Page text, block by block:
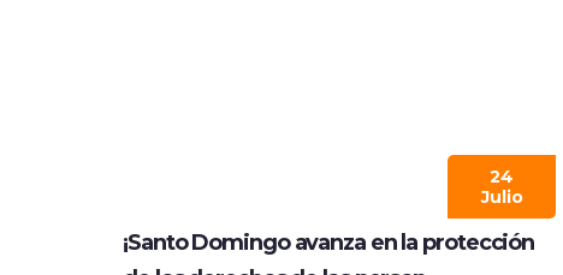
24
Julio
¡Santo Domingo avanza en la protección